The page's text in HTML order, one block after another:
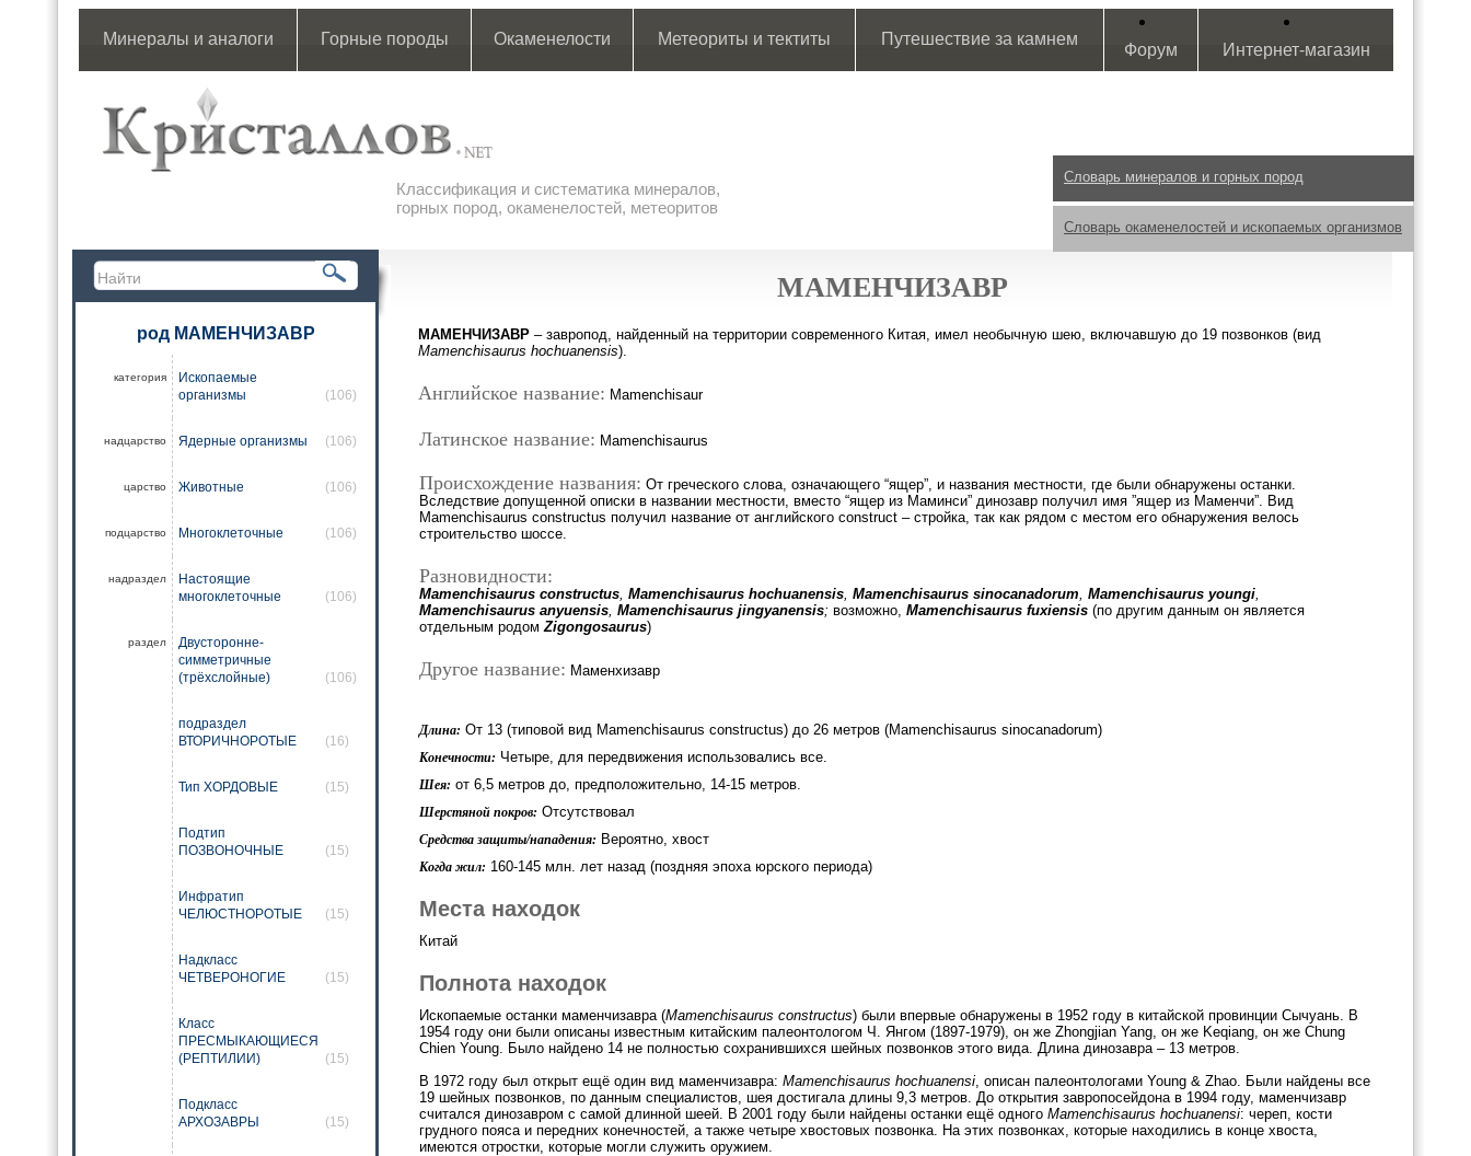
Минералы и аналоги Горные породы Окаменелости Метеориты и тектиты Путешествие за камнем
Форум Интернет-магазин
Классификация и систематика минералов,
горных пород, окаменелостей, метеоритов
Словарь минералов и горных пород
Словарь окаменелостей и ископаемых организмов
род МАМЕНЧИЗАВР
категория
Ископаемые
организмы
(106)
надцарство Ядерные организмы (106)
царство Животные (106)
подцарство Многоклеточные (106)
надраздел
Настоящие
многоклеточные
(106)
раздел
Двусторонне-
симметричные
(трёхслойные)
(106)
подраздел
ВТОРИЧНОРОТЫЕ
(16)
Тип ХОРДОВЫЕ (15)
Подтип
ПОЗВОНОЧНЫЕ
(15)
Инфратип
ЧЕЛЮСТНОРОТЫЕ
(15)
Надкласс
ЧЕТВЕРОНОГИЕ
(15)
Класс
ПРЕСМЫКАЮЩИЕСЯ
(РЕПТИЛИИ)
(15)
Подкласс
АРХОЗАВРЫ
(15)
МАМЕНЧИЗАВР
МАМЕНЧИЗАВР – завропод, найденный на территории современного Китая, имел необычную шею, включавшую до 19 позвонков (вид
Mamenchisaurus hochuanensis).
Английское название: Mamenchisaur
Латинское название: Mamenchisaurus
Происхождение названия: От греческого слова, означающего “ящер”, и названия местности, где были обнаружены останки.
Вследствие допущенной описки в названии местности, вместо “ящер из Маминси” динозавр получил имя ”ящер из Маменчи”. Вид
Mamenchisaurus constructus получил название от английского construct – стройка, так как рядом с местом его обнаружения велось
строительство шоссе.
Разновидности:
Mamenchisaurus constructus, Mamenchisaurus hochuanensis, Mamenchisaurus sinocanadorum, Mamenchisaurus youngi,
Mamenchisaurus anyuensis, Mamenchisaurus jingyanensis; возможно, Mamenchisaurus fuxiensis (по другим данным он является
отдельным родомZigongosaurus)
Другое название: Маменхизавр
Длина: От 13 (типовой вид Mamenchisaurus constructus) до 26 метров (Mamenchisaurus sinocanadorum)
Конечности: Четыре, для передвижения использовались все.
Шея: от 6,5 метров до, предположительно, 14-15 метров.
Шерстяной покров: Отсутствовал
Средства защиты/нападения: Вероятно, хвост
Когда жил: 160-145 млн. лет назад (поздняя эпоха юрского периода)
Места находок
Китай
Полнота находок
Ископаемые останки маменчизавра (Mamenchisaurus constructus) были впервые обнаружены в 1952 году в китайской провинции Сычуань. В
1954 году они были описаны известным китайским палеонтологом Ч. Янгом (1897-1979), он же Zhongjian Yang, он же Keqiang, он же Chung
Chien Young. Было найдено 14 не полностью сохранившихся шейных позвонков этого вида. Длина динозавра – 13 метров.
В 1972 году был открыт ещё один вид маменчизавра: Mamenchisaurus hochuanensi, описан палеонтологами Young & Zhao. Были найдены все
19 шейных позвонков, по данным специалистов, шея достигала длины 9,3 метров. До открытия завропосейдона в 1994 году, маменчизавр
считался динозавром с самой длинной шеей. В 2001 году были найдены останки ещё одного Mamenchisaurus hochuanensi: череп, кости
грудного пояса и передних конечностей, а также четыре хвостовых позвонка. На этих позвонках, которые находились в конце хвоста,
имеются отростки, которые могли служить оружием.